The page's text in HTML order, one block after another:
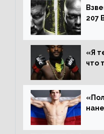
207
«Я
что
Иге